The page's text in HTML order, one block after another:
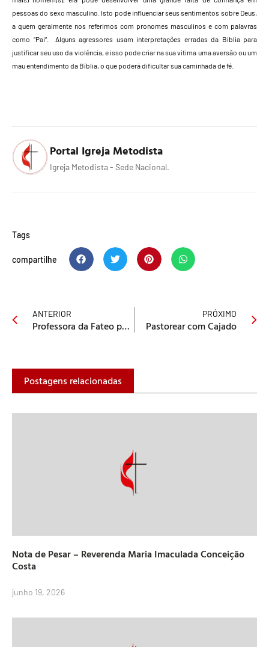
pessoas do sexo masculino. Isto pode influenciar seus sentimentos sobre Deus,
a quem geralmente nos referimos com pronomes masculinos e com palavras
como “Pai”. Alguns agressores usam interpretações erradas da Bíblia para
justificar seu uso da violência, e isso pode criar na sua vítima uma aversão ou um
mau entendimento da Bíblia, o que poderá dificultar sua caminhada de fé.
Portal Igreja Metodista
Igreja Metodista - Sede Nacional.
Tags
compartilhe
ANTERIOR
Professora da Fateo participa de Seminário em Porto Velho, Rondônia
PRÓXIMO
Pastorear com Cajado
Postagens relacionadas
Nota de Pesar – Reverenda Maria Imaculada Conceição
Costa
junho 19, 2026